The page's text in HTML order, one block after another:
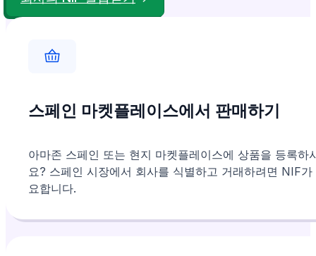
스페인 마켓플레이스에서 판매하기
아마존 스페인 또는 현지 마켓플레이스에 상품을 등록하
요? 스페인 시장에서 회사를 식별하고 거래하려면 NIF가
요합니다.